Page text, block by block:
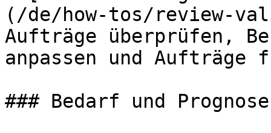
(/de/how-tos/review-
Aufträge überprüfen,
anpassen und Aufträge
### Bedarf und Prognose